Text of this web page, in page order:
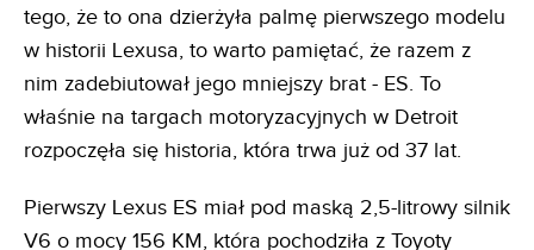
tego, że to ona dzierżyła palmę pierwszego modelu
w historii Lexusa, to warto pamiętać, że razem z
nim zadebiutował jego mniejszy brat - ES. To
właśnie na targach motoryzacyjnych w Detroit
rozpoczęła się historia, która trwa już od 37 lat.
Pierwszy Lexus ES miał pod maską 2,5-litrowy silnik
V6 o mocy 156 KM, która pochodziła z Toyoty